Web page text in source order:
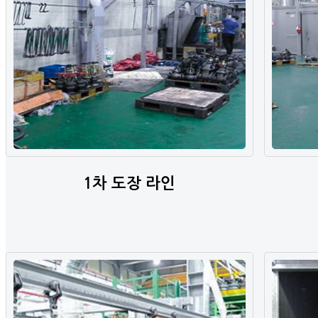
1차 도장 라인